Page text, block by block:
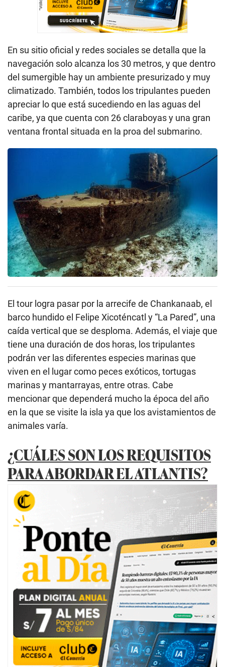
En su sitio oficial y redes sociales se detalla que la
navegación solo alcanza los 30 metros, y que dentro
del sumergible hay un ambiente presurizado y muy
climatizado. También, todos los tripulantes pueden
apreciar lo que está sucediendo en las aguas del
caribe, ya que cuenta con 26 claraboyas y una gran
ventana frontal situada en la proa del submarino.
El tour logra pasar por la arrecife de Chankanaab, el
barco hundido el Felipe Xicoténcatl y “La Pared”, una
caída vertical que se desploma. Además, el viaje que
tiene una duración de dos horas, los tripulantes
podrán ver las diferentes especies marinas que
viven en el lugar como peces exóticos, tortugas
marinas y mantarrayas, entre otras. Cabe
mencionar que dependerá mucho la época del año
en la que se visite la isla ya que los avistamientos de
animales varía.
¿CUÁLES SON LOS REQUISITOS
PARA ABORDAR EL ATLANTIS?